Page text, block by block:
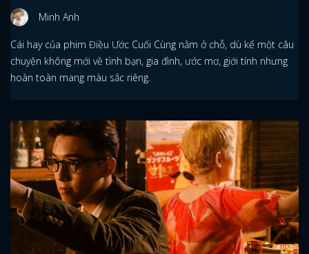
Minh Anh
Cái hay của phim Điều Ước Cuối Cùng nằm ở chỗ, dù kể một câu
chuyện không mới về tình bạn, gia đình, ước mơ, giới tính nhưng
hoàn toàn mang màu sắc riêng.